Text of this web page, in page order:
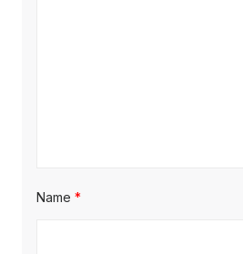
Name *